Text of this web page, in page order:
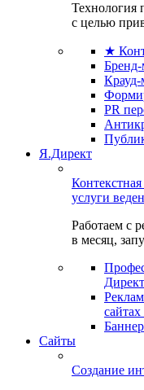
с целью
★
Бренд-
Крауд-
PR
Я.Директ
услуги
Работаем с
в месяц,
Сайты
Создание